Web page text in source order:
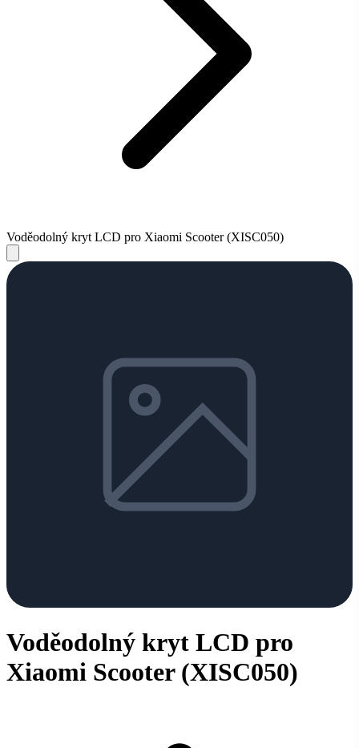
Voděodolný kryt LCD pro Xiaomi Scooter (XISC050)
Voděodolný kryt LCD pro
Xiaomi Scooter (XISC050)